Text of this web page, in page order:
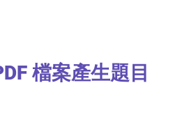
檔案產生題目